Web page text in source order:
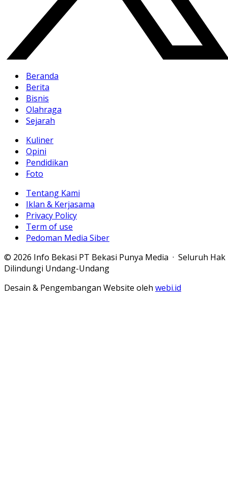
Beranda
Berita
Bisnis
Olahraga
Sejarah
Kuliner
Opini
Pendidikan
Foto
Tentang Kami
Iklan & Kerjasama
Privacy Policy
Term of use
Pedoman Media Siber
© 2026 Info Bekasi PT Bekasi Punya Media · Seluruh Hak
Dilindungi Undang-Undang
Desain & Pengembangan Website oleh webi.id